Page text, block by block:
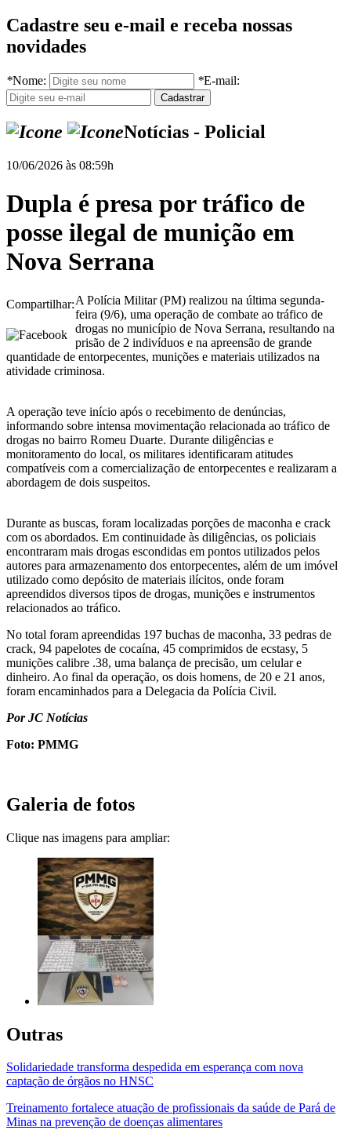
Cadastre seu e-mail e receba nossas
novidades
*Nome: *E-mail:
Notícias - Policial
10/06/2026 às 08:59h
Dupla é presa por tráfico de
posse ilegal de munição em
Nova Serrana
Compartilhar:A Polícia Militar (PM) realizou na última segunda-
feira (9/6), uma operação de combate ao tráfico de
drogas no município de Nova Serrana, resultando na
prisão de 2 indivíduos e na apreensão de grande
quantidade de entorpecentes, munições e materiais utilizados na
atividade criminosa.
A operação teve início após o recebimento de denúncias,
informando sobre intensa movimentação relacionada ao tráfico de
drogas no bairro Romeu Duarte. Durante diligências e
monitoramento do local, os militares identificaram atitudes
compatíveis com a comercialização de entorpecentes e realizaram a
abordagem de dois suspeitos.
Durante as buscas, foram localizadas porções de maconha e crack
com os abordados. Em continuidade às diligências, os policiais
encontraram mais drogas escondidas em pontos utilizados pelos
autores para armazenamento dos entorpecentes, além de um imóvel
utilizado como depósito de materiais ilícitos, onde foram
apreendidos diversos tipos de drogas, munições e instrumentos
relacionados ao tráfico.
No total foram apreendidas 197 buchas de maconha, 33 pedras de
crack, 94 papelotes de cocaína, 45 comprimidos de ecstasy, 5
munições calibre .38, uma balança de precisão, um celular e
dinheiro. Ao final da operação, os dois homens, de 20 e 21 anos,
foram encaminhados para a Delegacia da Polícia Civil.
Por JC Notícias
Foto: PMMG
Galeria de fotos
Clique nas imagens para ampliar:
Outras
Solidariedade transforma despedida em esperança com nova
captação de órgãos no HNSC
Treinamento fortalece atuação de profissionais da saúde de Pará de
Minas na prevenção de doenças alimentares